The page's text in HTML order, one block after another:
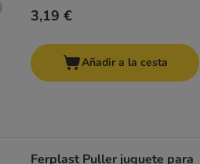
3,19 €
Añadir a la cesta
Ferplast Puller juguete para